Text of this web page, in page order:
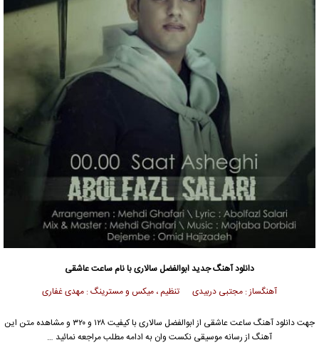
دانلود آهنگ جدیدابوالفضل سالاریبا نام ساعت عاشقی
آهنگساز : مجتبی دربیدی تنظیم ، میکس و مسترینگ : مهدی غفاری
جهت دانلود آهنگ ساعت عاشقی از ابوالفضل سالاری
با کیفیت ۱۲۸ و ۳۲۰ و مشاهده متن این
آهنگ از رسانه موسیقی نکست وان به ادامه مطلب مراجعه نمائید …